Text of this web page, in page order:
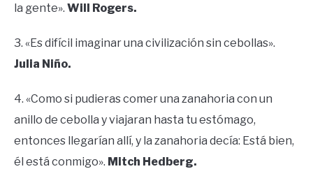
la gente». Will Rogers.
3. «Es difícil imaginar una civilización sin cebollas».
Julia Niño.
4. «Como si pudieras comer una zanahoria con un
anillo de cebolla y viajaran hasta tu estómago,
entonces llegarían allí, y la zanahoria decía: Está bien,
él está conmigo». Mitch Hedberg.